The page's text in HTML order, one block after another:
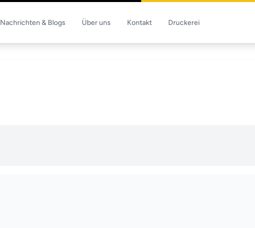
Nachrichten & Blogs Über uns Kontakt Druckerei